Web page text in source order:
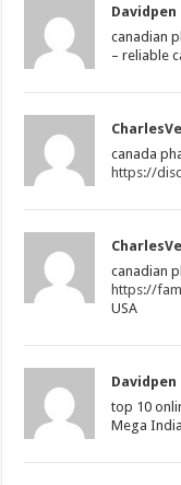
Davidpen
canadian
– reliable
canada
https://
canadian
https://
USA
Davidpen
top 10
Mega